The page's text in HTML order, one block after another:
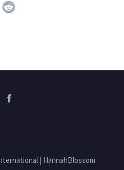
| HannahBlossom